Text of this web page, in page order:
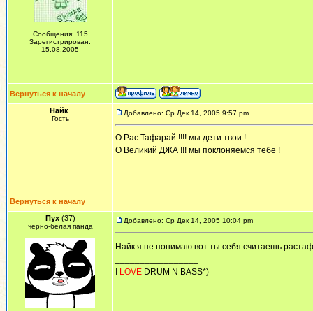
Сообщения: 115
Зарегистрирован:
15.08.2005
Вернуться к началу
Найк
Гость
Добавлено: Ср Дек 14, 2005 9:57 pm
О Рас Тафарай !!!! мы дети твои !
О Великий ДЖА !!! мы поклоняемся тебе !
Вернуться к началу
Пух(37)
чёрно-белая панда
Добавлено: Ср Дек 14, 2005 10:04 pm
Найк я не понимаю вот ты себя считаешь
LOVE DRUM N BASS*)